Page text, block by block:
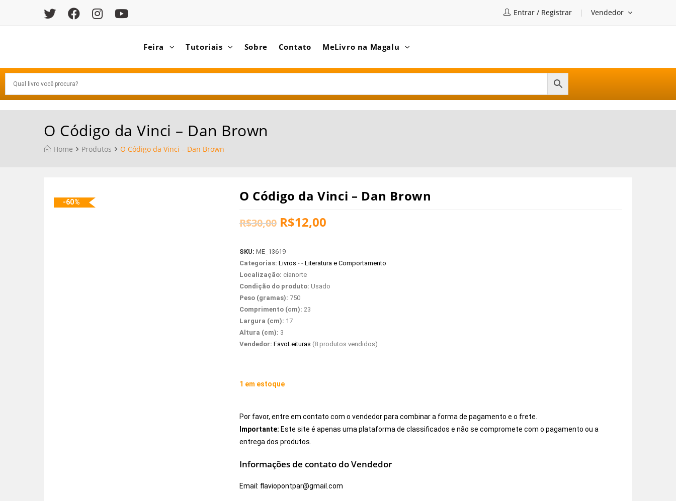
Entrar / Registrar Vendedor
Feira Tutoriais Sobre Contato MeLivro na Magalu
O Código da Vinci – Dan Brown
Home Produtos O Código da Vinci – Dan Brown
-60% O Código da Vinci – Dan Brown
R$30,00 R$12,00
SKU: ME_13619
Categorias: Livros - - Literatura e Comportamento
Localização: cianorte
Condição do produto: Usado
Peso (gramas): 750
Comprimento (cm): 23
Largura (cm): 17
Altura (cm): 3
Vendedor: FavoLeituras (8 produtos vendidos)
1 em estoque
Por favor, entre em contato com o vendedor para combinar a forma de pagamento e o frete.
Importante: Este site é apenas uma plataforma de classificados e não se compromete com o pagamento ou a
entrega dos produtos.
Informações de contato do Vendedor
Email: flaviopontpar@gmail.com